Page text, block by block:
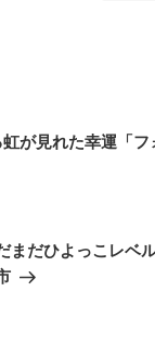
が見れた幸運「フ
まだひよっこレベ